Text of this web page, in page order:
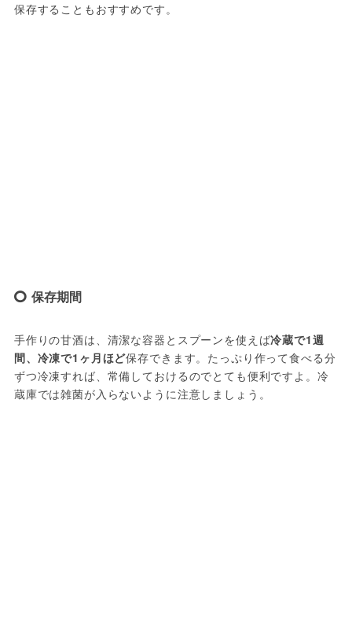
保存することもおすすめです。
保存期間
手作りの甘酒は、清潔な容器とスプーンを使えば冷蔵で1週
間、冷凍で1ヶ月ほど保存できます。たっぷり作って食べる分
ずつ冷凍すれば、常備しておけるのでとても便利ですよ。冷
蔵庫では雑菌が入らないように注意しましょう。